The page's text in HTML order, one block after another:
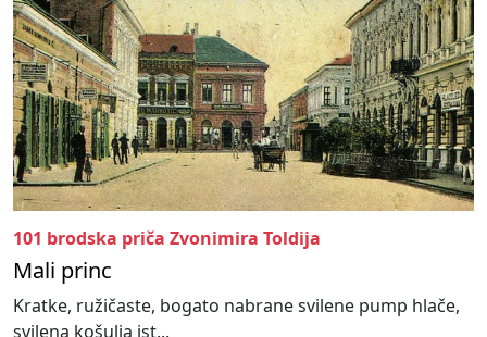
101 brodska priča Zvonimira Toldija
Mali princ
Kratke, ružičaste, bogato nabrane svilene pump hlače,
svilena košulja ist...